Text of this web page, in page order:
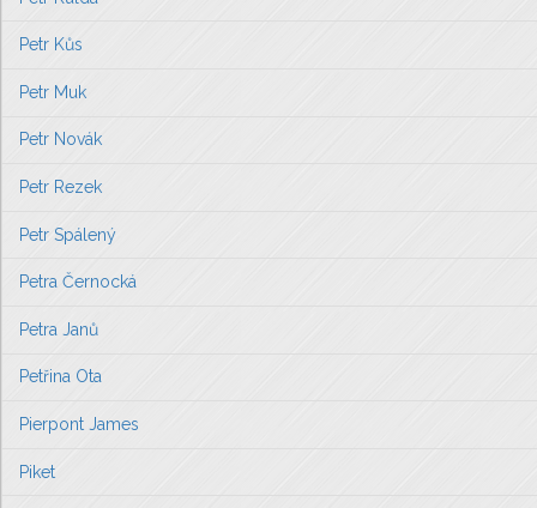
Petr Kůs
Petr Muk
Petr Novák
Petr Rezek
Petr Spálený
Petra Černocká
Petra Janů
Petřina Ota
Pierpont James
Piket